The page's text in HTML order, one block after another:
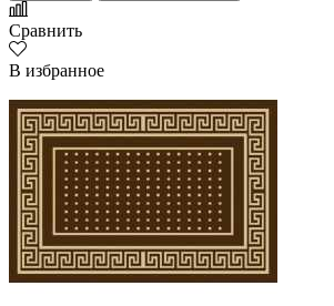
Сравнить
В избранное